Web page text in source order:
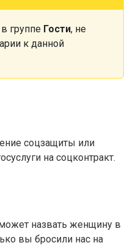
группе Гости, не
к данной
соцзащиты или
на соцконтракт.
назвать женщину в
вы бросили нас на